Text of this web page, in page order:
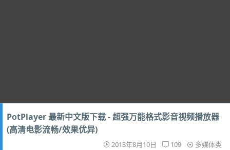
PotPlayer 最新中文版下载 - 超强万能格式影音视频播放器
(高清电影流畅/效果优异)
2013年8月10日 109 多媒体类